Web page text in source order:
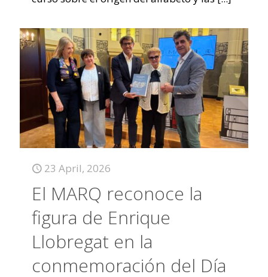
23 April, 2026
El MARQ reconoce la
figura de Enrique
Llobregat en la
conmemoración del Día